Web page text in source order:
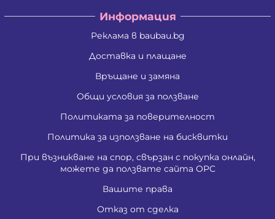
Информация
Реклама в baubau.bg
Доставка и плащане
Връщане и замяна
Общи условия за ползване
Политиката за поверителност
Политика за използване на бисквитки
При възникване на спор, свързан с покупка онлайн,
можете да ползвате сайта ОРС
Вашите права
Отказ от сделка